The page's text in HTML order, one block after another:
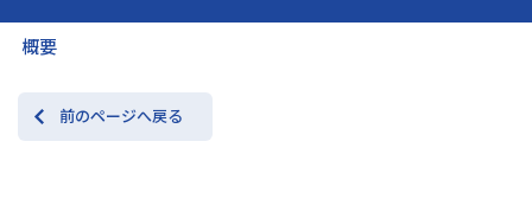
概要
前のページへ戻る